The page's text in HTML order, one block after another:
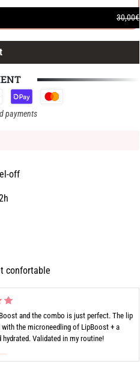
30,00€
payments
off
confortable
Rebel Espresso and it is magnificent.
does not move during the day and does
me, who hates redoing my makeup